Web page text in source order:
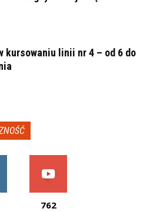
kursowaniu linii nr 4 – od 6 do
762